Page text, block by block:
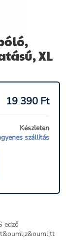
XL
19 390 Ft
Készleten
szállítás
edző